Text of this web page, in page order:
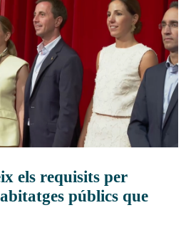
els requisits per
públics que